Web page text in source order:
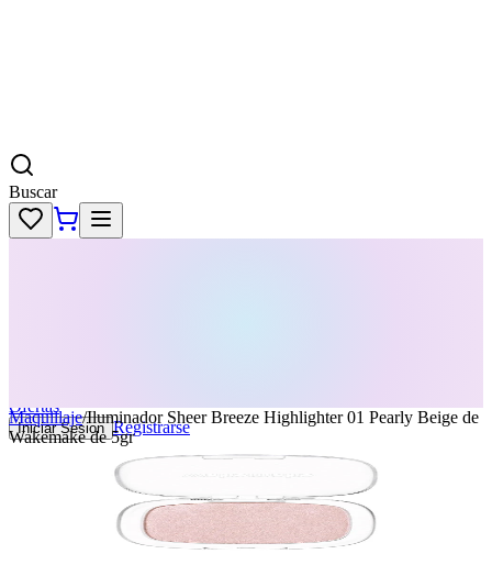
Buscar
Ofertas
Iniciar Sesion Registrarse
Maquillaje/Iluminador Sheer Breeze Highlighter 01 Pearly Beige de
Wakemake de 5gr